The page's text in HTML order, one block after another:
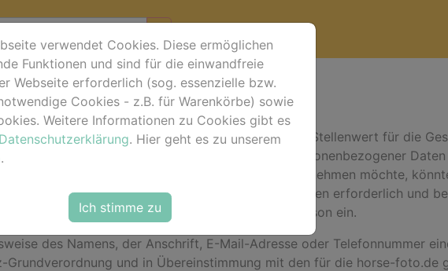
Datenschutz hat einen besonders hohen Stellenwert für die
foto.de ist grundsätzlich ohne jede Angabe personenbezogener
über unsere Internetseite in Anspruch nehmen möchte,
Ist die Verarbeitung personenbezogener Daten erforderlich und
wir generell eine Einwilligung der betroffenen Person ein.
des Namens, der Anschrift, E-Mail-Adresse oder Telefonnummer
und in Übereinstimmung mit den für die horse-foto.de
verwendet Cookies. Diese ermöglichen
Funktionen und sind für die einwandfreie
Webseite erforderlich (sog. essenzielle bzw.
Cookies - z.B. für Warenkörbe) sowie
Weitere Informationen zu Cookies gibt es
Datenschutzerklärung. Hier geht es zu unserem
.
Ich stimme zu